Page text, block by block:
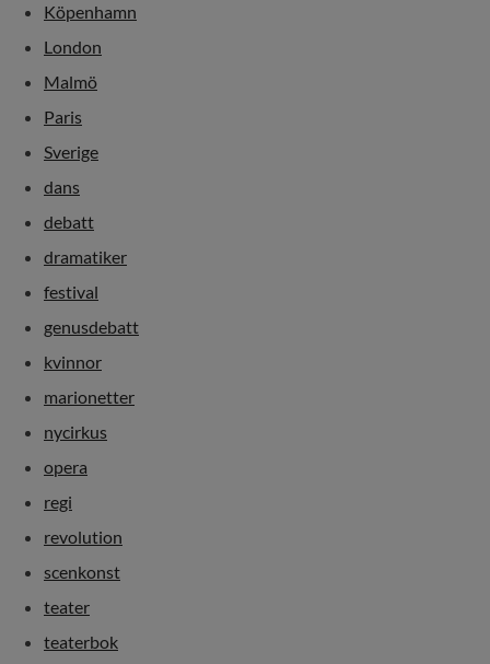
Köpenhamn
London
Malmö
Paris
Sverige
dans
debatt
dramatiker
festival
genusdebatt
kvinnor
marionetter
nycirkus
opera
regi
revolution
scenkonst
teater
teaterbok